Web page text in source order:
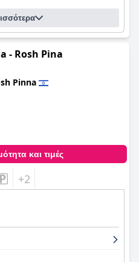
- Rosh Pina
Pinna
και τιμές
+2